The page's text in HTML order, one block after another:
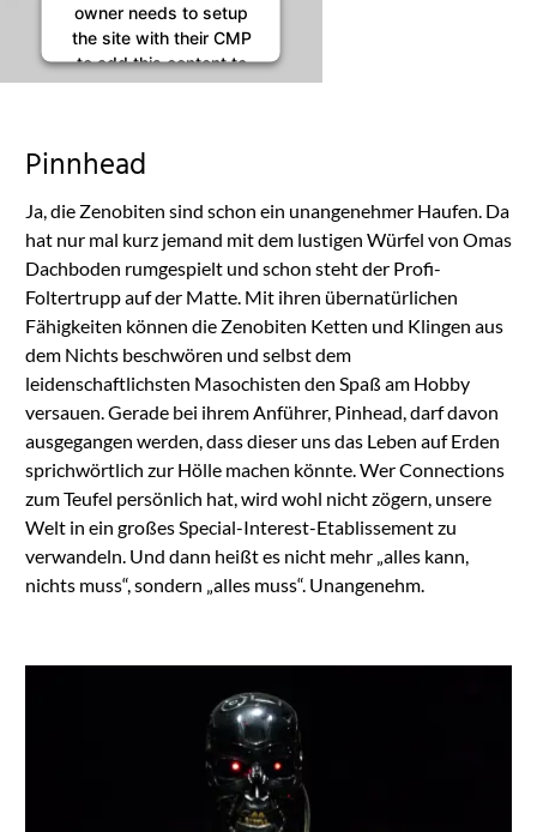
owner needs to setup
the site with their CMP
to add this content to
the list of technologies
Usercentrics Consent
Platform
Pinnhead
Ja, die Zenobiten sind schon ein unangenehmer Haufen. Da
hat nur mal kurz jemand mit dem lustigen Würfel von Omas
Dachboden rumgespielt und schon steht der Profi-
Foltertrupp auf der Matte. Mit ihren übernatürlichen
Fähigkeiten können die Zenobiten Ketten und Klingen aus
dem Nichts beschwören und selbst dem
leidenschaftlichsten Masochisten den Spaß am Hobby
versauen. Gerade bei ihrem Anführer, Pinhead, darf davon
ausgegangen werden, dass dieser uns das Leben auf Erden
sprichwörtlich zur Hölle machen könnte. Wer Connections
zum Teufel persönlich hat, wird wohl nicht zögern, unsere
Welt in ein großes Special-Interest-Etablissement zu
verwandeln. Und dann heißt es nicht mehr „alles kann,
nichts muss“, sondern „alles muss“. Unangenehm.